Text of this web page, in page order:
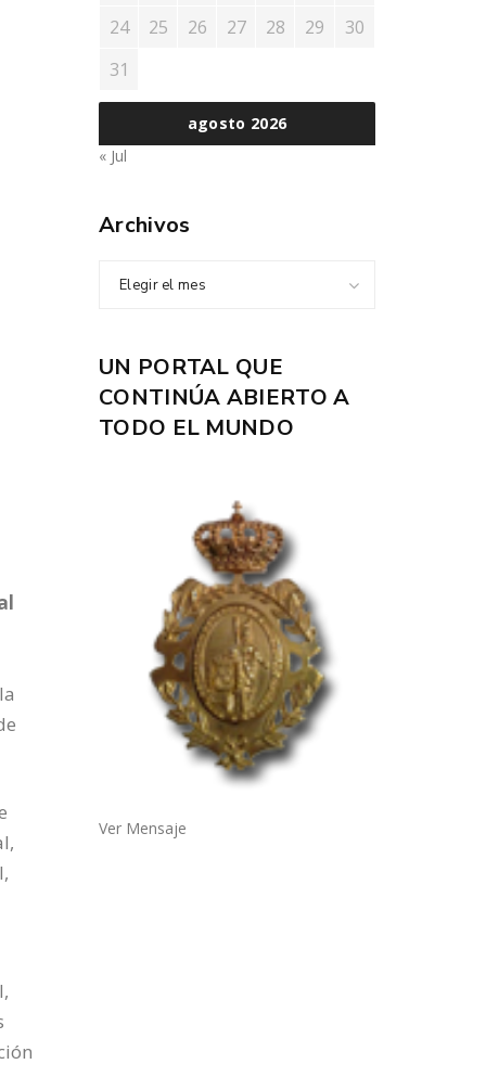
agosto 2026
24
25 26 27 28 29
30
31
« Jul
Archivos
Elegir el mes
UN PORTAL QUE
CONTINÚA ABIERTO A
TODO EL MUNDO
Ver Mensaje